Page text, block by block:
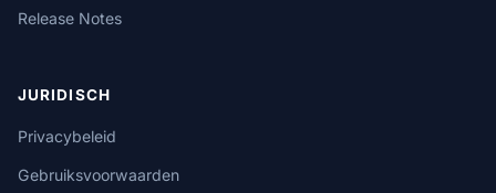
Release Notes
JURIDISCH
Privacybeleid
Gebruiksvoorwaarden